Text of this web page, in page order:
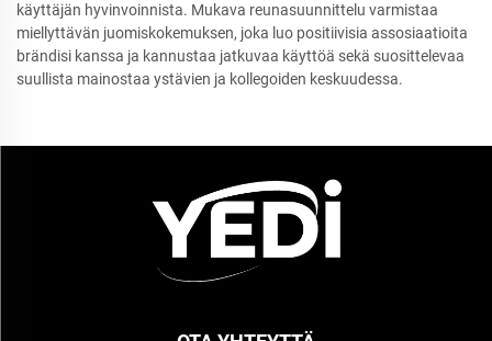
käyttäjän hyvinvoinnista. Mukava reunasuunnittelu varmistaa
miellyttävän juomiskokemuksen, joka luo positiivisia assosiaatioita
brändisi kanssa ja kannustaa jatkuvaa käyttöä sekä suosittelevaa
suullista mainostaa ystävien ja kollegoiden keskuudessa.